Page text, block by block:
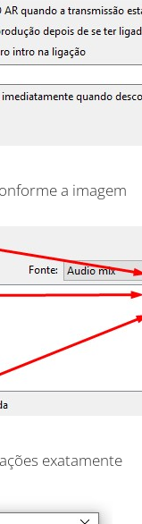
a imagem
exatamente